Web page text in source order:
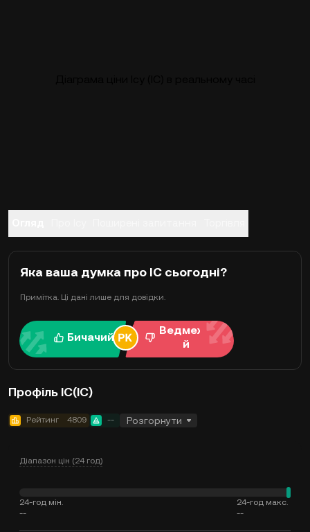
Яка ваша думка про IC сьогодні?
Примітка. Ці дані лише для довідки.
Бичачий
Ведмежи
й
Профіль IC(IC)
Рейтинг 4809 -- Розгорнути
Діапазон цін (24 год)
24-год мін.
--
24-год макс.
--